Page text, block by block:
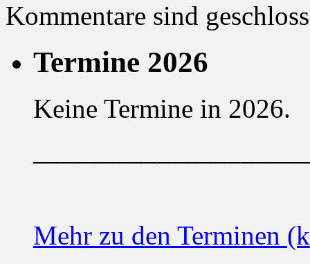
Kommentare sind
Termine 2026
Keine Termine in 2026.
Mehr zu den Terminen